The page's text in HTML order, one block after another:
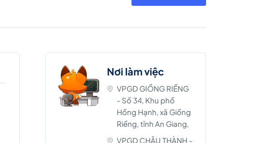
Nơi làm việc
VPGD GIỒNG RIỀNG
- Số 34, Khu phố
Hồng Hạnh, xã Giồng
Riềng, tỉnh An Giang,
VPGD CHÂU THÀNH -